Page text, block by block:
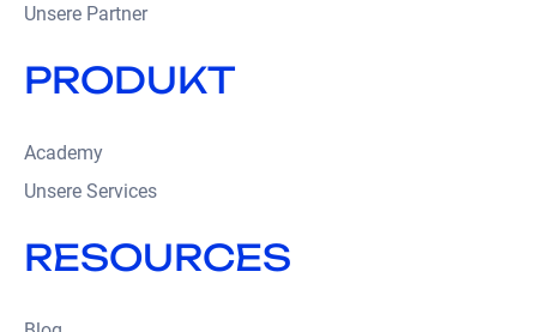
Unsere Partner
PRODUKT
Academy
Unsere Services
RESOURCES